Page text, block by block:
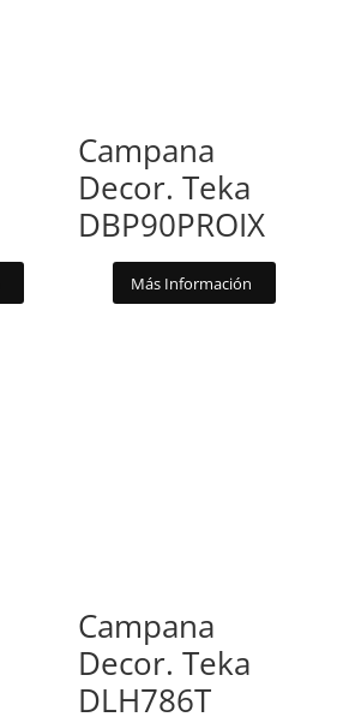
Campana
Decor. Teka
DBP90PROIX
Más Información
Campana
Decor. Teka
DLH786T